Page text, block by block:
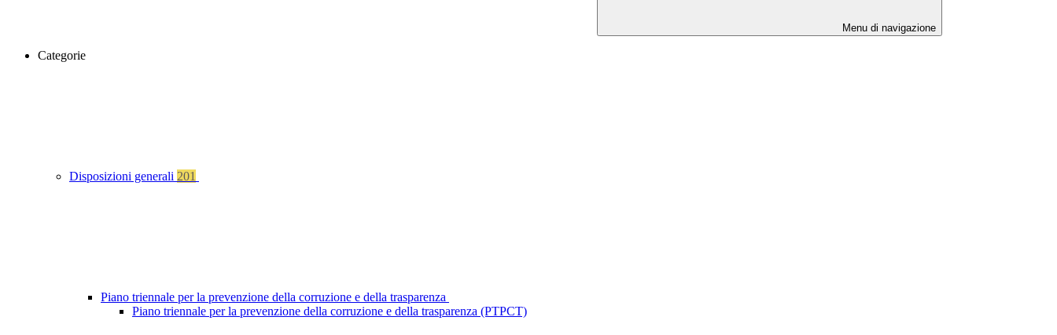
Menu di navigazione
Categorie
Disposizioni generali 201
Piano triennale per la prevenzione della corruzione e della trasparenza
Piano triennale per la prevenzione della corruzione e della trasparenza (PTPCT)